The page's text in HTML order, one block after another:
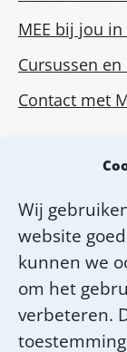
Wij
website
kunnen we
om het
verbeteren.
MEE bij jou
Cursussen
Contact met
Diensten van
Over MEE
Werken bij